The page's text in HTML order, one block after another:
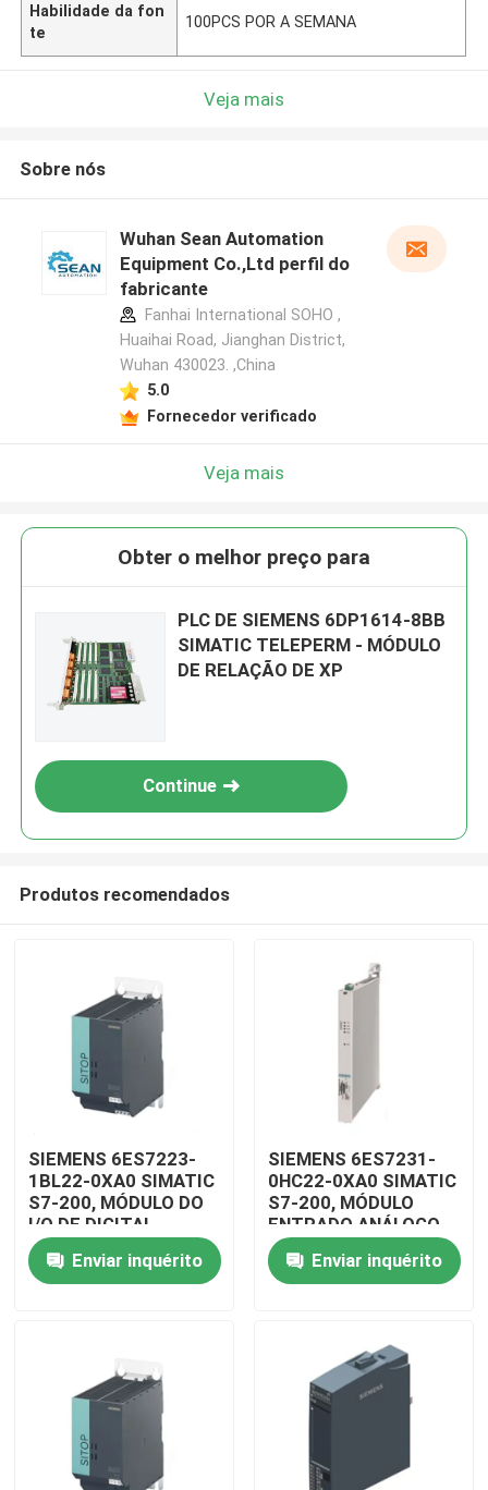
Produtos
Vídeos
Habilidade da fon
te
100PCS POR A SEMANA
Veja mais
Sobre nós
Wuhan Sean Automation
Equipment Co.,Ltd perfil do
fabricante
Fanhai International SOHO ,
Huaihai Road, Jianghan District,
Wuhan 430023. ,China
5.0
Fornecedor verificado
Veja mais
Obter o melhor preço para
PLC DE SIEMENS 6DP1614-8BB
SIMATIC TELEPERM - MÓDULO
DE RELAÇÃO DE XP
Continue
Produtos recomendados
SIEMENS 6ES7223-
1BL22-0XA0 SIMATIC
S7-200, MÓDULO DO
I/O DE DIGITAL
Enviar inquérito
SIEMENS 6ES7231-
0HC22-0XA0 SIMATIC
S7-200, MÓDULO
ENTRADO ANÁLOGO
Enviar inquérito